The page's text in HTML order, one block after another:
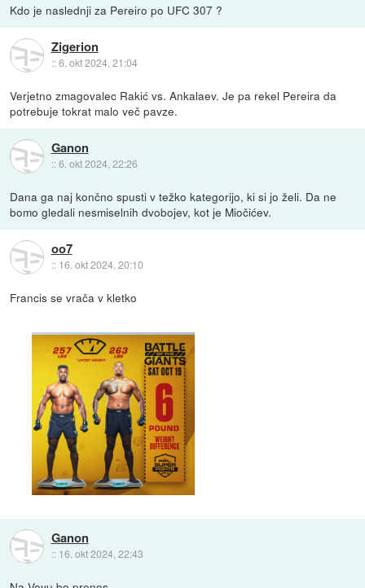
Kdo je naslednji za Pereiro po UFC 307 ?
Zigerion
::6. okt 2024, 21:04
Verjetno zmagovalec Rakić vs. Ankalaev. Je pa rekel Pereira da
potrebuje tokrat malo več pavze.
Ganon
::6. okt 2024, 22:26
Dana ga naj končno spusti v težko kategorijo, ki si jo želi. Da ne
bomo gledali nesmiselnih dvobojev, kot je Miočićev.
oo7
:: 16. okt 2024, 20:10
Francis se vrača v kletko
Ganon
:: 16. okt 2024, 22:43